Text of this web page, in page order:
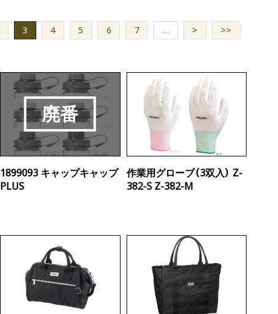
3 4 5 6 7 … > >>
1899093 キャップキャップ
PLUS
作業用グローブ（3双入） Z-
382-S Z-382-M